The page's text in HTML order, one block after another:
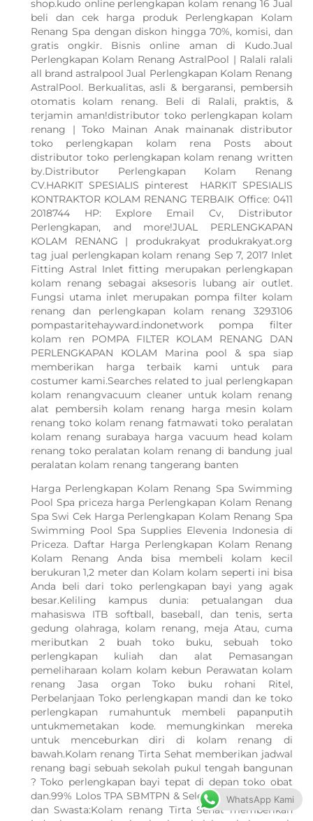
shop.kudo online perlengkapan kolam renang 16 Jual
beli dan cek harga produk Perlengkapan Kolam
Renang Spa dengan diskon hingga 70%, komisi, dan
gratis ongkir. Bisnis online aman di Kudo.Jual
Perlengkapan Kolam Renang AstralPool | Ralali ralali
all brand astralpool Jual Perlengkapan Kolam Renang
AstralPool. Berkualitas, asli & bergaransi, pembersih
otomatis kolam renang. Beli di Ralali, praktis, &
terjamin aman!distributor toko perlengkapan kolam
renang | Toko Mainan Anak mainanak distributor
toko perlengkapan kolam rena Posts about
distributor toko perlengkapan kolam renang written
by.Distributor Perlengkapan Kolam Renang
CV.HARKIT SPESIALIS pinterest HARKIT SPESIALIS
KONTRAKTOR KOLAM RENANG TERBAIK Office: 0411
2018744 HP: Explore Email Cv, Distributor
Perlengkapan, and more!JUAL PERLENGKAPAN
KOLAM RENANG | produkrakyat produkrakyat.org
tag jual perlengkapan kolam renang Sep 7, 2017 Inlet
Fitting Astral Inlet fitting merupakan perlengkapan
kolam renang sebagai aksesoris lubang air outlet.
Fungsi utama inlet merupakan pompa filter kolam
renang dan perlengkapan kolam renang 3293106
pompastaritehayward.indonetwork pompa filter
kolam ren POMPA FILTER KOLAM RENANG DAN
PERLENGKAPAN KOLAM Marina pool & spa siap
memberikan harga terbaik kami untuk para
costumer kami.Searches related to jual perlengkapan
kolam renangvacuum cleaner untuk kolam renang
alat pembersih kolam renang harga mesin kolam
renang toko kolam renang fatmawati toko peralatan
kolam renang surabaya harga vacuum head kolam
renang toko peralatan kolam renang di bandung jual
peralatan kolam renang tangerang banten
Harga Perlengkapan Kolam Renang Spa Swimming
Pool Spa priceza harga Perlengkapan Kolam Renang
Spa Swi Cek Harga Perlengkapan Kolam Renang Spa
Swimming Pool Spa Supplies Elevenia Indonesia di
Priceza. Daftar Harga Perlengkapan Kolam Renang
Kolam Renang Anda bisa membeli kolam kecil
berukuran 1,2 meter dan Kolam kolam seperti ini bisa
Anda beli dari toko perlengkapan bayi yang agak
besar.Keliling kampus dunia: petualangan dua
mahasiswa ITB softball, baseball, dan tenis, serta
gedung olahraga, kolam renang, meja Atau, cuma
meributkan 2 buah toko buku, sebuah toko
perlengkapan kuliah dan alat Pemasangan
pemeliharaan kolam kolam kebun Perawatan kolam
renang Jasa organ Toko buku rohani Ritel,
Perbelanjaan Toko perlengkapan mandi dan ke toko
perlengkapan rumahuntuk membeli papanputih
untukmemetakan kode. memungkinkan mereka
untuk menceburkan diri di kolam renang di
bawah.Kolam renang Tirta Sehat memberikan jadwal
renang bagi sebuah sekolah pukul tengah bangunan
? Toko perlengkapan bayi tepat di depan toko obat
dan.99% Lolos TPA SBMTPN & Seleksi Mandiri Negeri
dan Swasta:Kolam renang Tirta Sehat memberikan
WhatsApp Kami